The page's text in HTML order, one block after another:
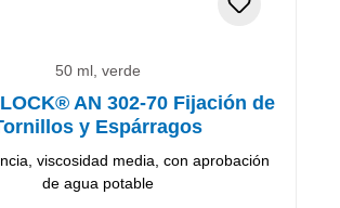
50 ml, verde
AN 302-70 Fijación de
y Espárragos
viscosidad media, con aprobación
de agua potable